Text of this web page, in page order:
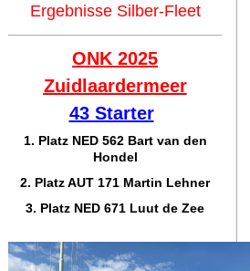
Ergebnisse Silber-Fleet
ONK 2025
Zuidlaardermeer
43 Starter
1. Platz NED 562 Bart van den
Hondel
2. Platz AUT 171 Martin Lehner
3. Platz NED 671 Luut de Zee